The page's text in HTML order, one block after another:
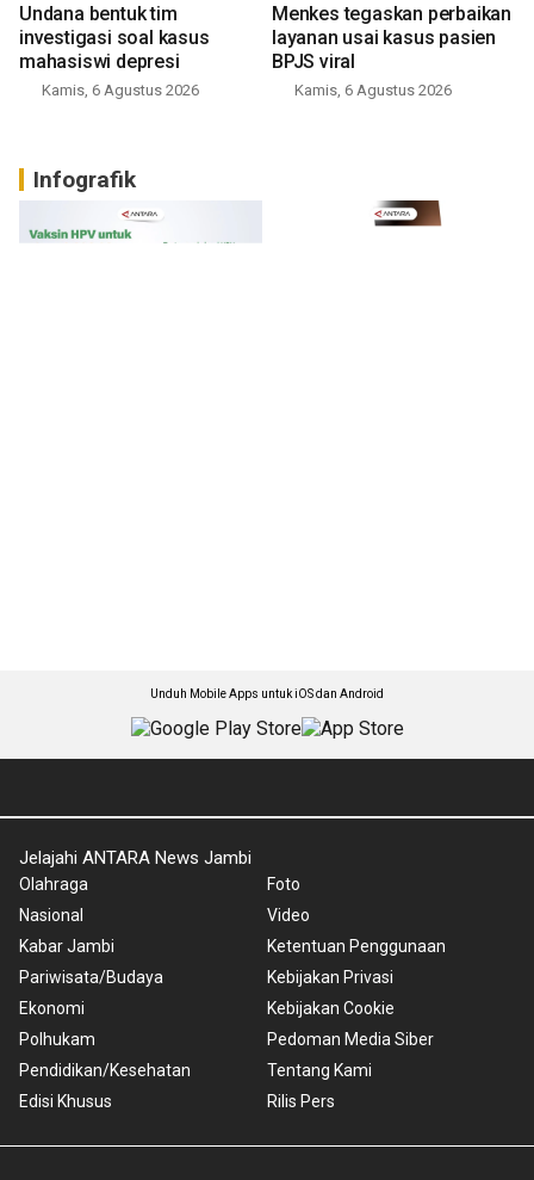
Undana bentuk tim
investigasi soal kasus
mahasiswi depresi
Kamis, 6 Agustus 2026
Menkes tegaskan perbaikan
layanan usai kasus pasien
BPJS viral
Kamis, 6 Agustus 2026
Infografik
Unduh Mobile Apps untuk iOS dan Android
Jelajahi ANTARA News Jambi
Olahraga
Nasional
Kabar Jambi
Pariwisata/Budaya
Ekonomi
Polhukam
Pendidikan/Kesehatan
Edisi Khusus
Foto
Video
Ketentuan Penggunaan
Kebijakan Privasi
Kebijakan Cookie
Pedoman Media Siber
Tentang Kami
Rilis Pers